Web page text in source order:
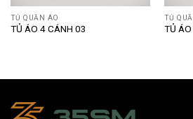
TỦ QUẦN ÁO
TỦ ÁO 4 CÁNH 03
TỦ
TỦ